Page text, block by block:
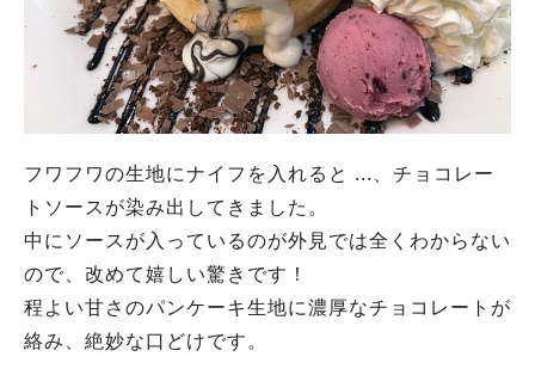
フワフワの生地にナイフを入れると ...、チョコレー
トソースが染み出してきました。
中にソースが入っているのが外見では全くわからない
ので、改めて嬉しい驚きです！
程よい甘さのパンケーキ生地に濃厚なチョコレートが
絡み、絶妙な口どけです。